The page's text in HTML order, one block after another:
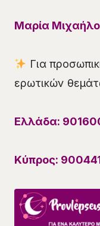
Μαρία
Για
ερωτικών
Ελλάδα:
Κύπρος: